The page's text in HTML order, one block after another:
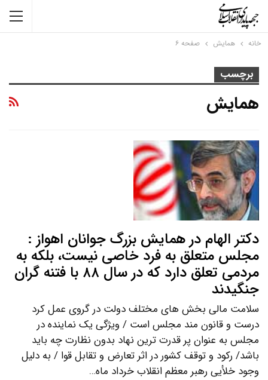
خانه همایش صفحه ۶
برچسب
همایش
دکتر الهام در همایش بزرگ جوانان اهواز :
مجلس متعلق به فرد خاصی نیست، بلکه به
مردمی تعلق دارد که در سال ۸۸ با فتنه گران
جنگیدند
سلامت مالی بخش های مختلف دولت در گروی عمل کرد
درست و قانون مند مجلس است / ویژگی یک نماینده در
مجلس به عنوان پر قدرت ترین نهاد بدون نظارت چه باید
باشد/ رکود و توقف کشور در اثر تعارض و تقابل قوا / به دلیل
وجود خلأیی رهبر معظم انقلاب خرداد ماه…